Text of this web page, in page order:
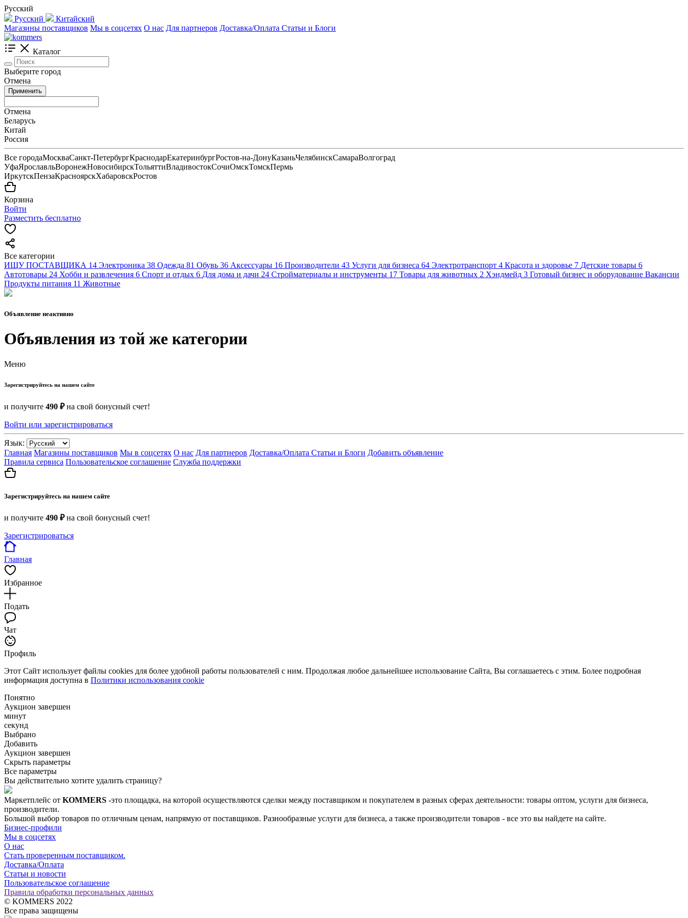
Русский
Русский
Китайский
Магазины поставщиков Мы в соцсетях О нас Для партнеров Доставка/Оплата Статьи и Блоги
Каталог
Выберите город
Отмена
Применить
Отмена
Беларусь
Китай
Россия
Все городаМоскваСанкт-ПетербургКраснодарЕкатеринбургРостов-на-ДонуКазаньЧелябинскСамараВолгоград
УфаЯрославльВоронежНовосибирскТольяттиВладивостокСочиОмскТомскПермь
ИркутскПензаКрасноярскХабаровскРостов
Корзина
Войти
Разместить бесплатно
Все категории
ИЩУ ПОСТАВЩИКА 14 Электроника 38 Одежда 81 Обувь 36 Аксессуары 16 Производители 43 Услуги для бизнеса 64 Электротранспорт 4 Красота и здоровье 7 Детские товары 6
Автотовары 24 Хобби и развлечения 6 Спорт и отдых 6 Для дома и дачи 24 Стройматериалы и инструменты 17 Товары для животных 2 Хэндмейд 3 Готовый бизнес и оборудование Вакансии
Продукты питания 11 Животные
Объявление неактивно
Объявления из той же категории
Меню
Зарегистрируйтесь на нашем сайте
и получите 490 ₽на свой бонусный счет!
Войти или зарегистрироваться
Язык:
Главная Магазины поставщиков Мы в соцсетях О нас Для партнеров Доставка/Оплата Статьи и Блоги Добавить объявление
Правила сервиса Пользовательское соглашение Служба поддержки
Зарегистрируйтесь на нашем сайте
и получите 490 ₽на свой бонусный счет!
Зарегистрироваться
Главная
Избранное
Подать
Чат
Профиль
Этот Сайт использует файлы cookies для более удобной работы пользователей с ним. Продолжая любое дальнейшее использование Сайта, Вы соглашаетесь с этим. Более подробная
информация доступна в Политики использования cookie
Понятно
Аукцион завершен
минут
секунд
Выбрано
Добавить
Аукцион завершен
Скрыть параметры
Все параметры
Вы действительно хотите удалить страницу?
Маркетплейс от KOMMERS -это площадка, на которой осуществляются сделки между поставщиком и покупателем в разных сферах деятельности: товары оптом, услуги для бизнеса,
производители.
Большой выбор товаров по отличным ценам, напрямую от поставщиков. Разнообразные услуги для бизнеса, а также производители товаров - все это вы найдете на сайте.
Бизнес-профили
Мы в соцсетях
О нас
Стать проверенным поставщиком.
Доставка/Оплата
Статьи и новости
Пользовательское соглашение
Правила обработки персональных данных
© KOMMERS 2022
Все права защищены